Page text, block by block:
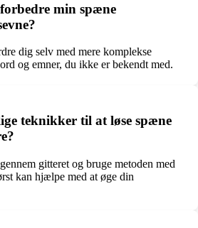
min spæne
dig selv med mere komplekse
og emner, du ikke er bekendt med.
teknikker til at løse spæne
gitteret og bruge metoden med
kan hjælpe med at øge din